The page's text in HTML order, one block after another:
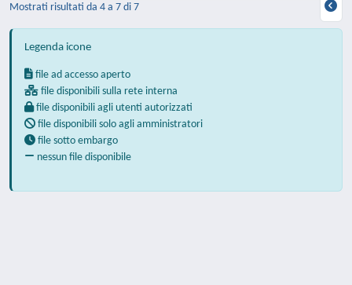
Mostrati risultati da 4 a 7 di 7
Legenda icone
file ad accesso aperto
file disponibili sulla rete interna
file disponibili agli utenti autorizzati
file disponibili solo agli amministratori
file sotto embargo
nessun file disponibile